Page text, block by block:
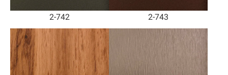
2-742 2-743